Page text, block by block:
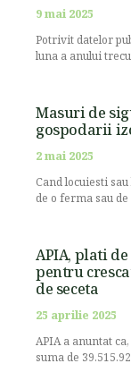
9 mai 2025
Potrivit datelor
luna a anului
Masuri de
gospodarii
2 mai 2025
Cand locuiesti
de o ferma sau
APIA, plati
pentru
de seceta
25 aprilie 2025
APIA a anuntat
suma de